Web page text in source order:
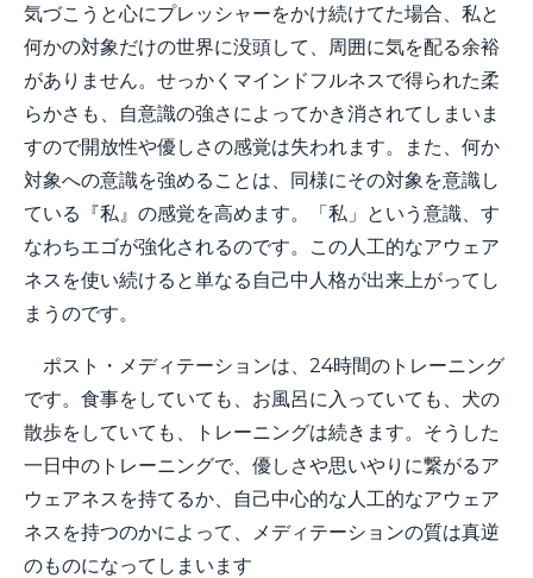
気づこうと心にプレッシャーをかけ続けてた場合、私と
何かの対象だけの世界に没頭して、周囲に気を配る余裕
がありません。せっかくマインドフルネスで得られた柔
らかさも、自意識の強さによってかき消されてしまいま
すので開放性や優しさの感覚は失われます。また、何か
対象への意識を強めることは、同様にその対象を意識し
ている『私』の感覚を高めます。「私」という意識、す
なわちエゴが強化されるのです。この人工的なアウェア
ネスを使い続けると単なる自己中人格が出来上がってし
まうのです。
ポスト・メディテーションは、24時間のトレーニング
です。食事をしていても、お風呂に入っていても、犬の
散歩をしていても、トレーニングは続きます。そうした
一日中のトレーニングで、優しさや思いやりに繋がるア
ウェアネスを持てるか、自己中心的な人工的なアウェア
ネスを持つのかによって、メディテーションの質は真逆
のものになってしまいます